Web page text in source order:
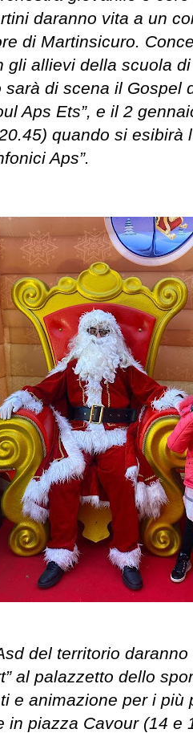
daranno vita a un
di Martinsicuro.
gli allievi della scuola
sarà di scena il Gospel
Aps Ets”, e il 2
quando si esibirà
Aps”.
del territorio
al palazzetto dello
e animazione per i più
in piazza Cavour (14 e